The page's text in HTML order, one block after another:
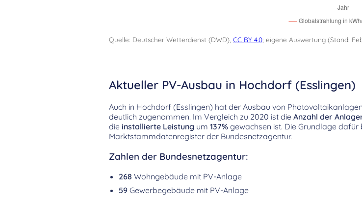
Quelle: Deutscher Wetterdienst (DWD), CC BY 4.0; eigene Auswertung (Stand:
Aktueller PV-Ausbau in Hochdorf (Esslingen)
Auch in Hochdorf (Esslingen) hat der Ausbau von
deutlich zugenommen. Im Vergleich zu 2020 ist die Anzahl der
die installierte Leistung um 137% gewachsen ist. Die Grundlage
Marktstammdatenregister der Bundesnetzagentur.
Zahlen der Bundesnetzagentur:
268 Wohngebäude mit PV-Anlage
59 Gewerbegebäude mit PV-Anlage